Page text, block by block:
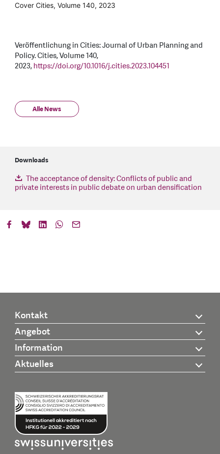
Cover Cities, Volume 140, 2023
Veröffentlichung in Cities: Journal of Urban Planning and
Policy. Cities, Volume 140,
2023,https://doi.org/10.1016/j.cities.2023.104451
Alle News
Downloads
The acceptance of density: Conflicts of public and
private interests in public debate on urban densification
Kontakt
Angebot
Information
Aktuelles